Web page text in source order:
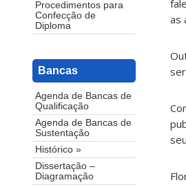
Procedimentos para
Confecção de
Diploma
Bancas
Agenda de Bancas de
Qualificação
Agenda de Bancas de
Sustentação
Histórico »
Dissertação –
Diagramação
as